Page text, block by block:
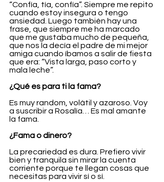
“Confía, tía, confía”. Siempre me repito
cuando estoy insegura o tengo
ansiedad. Luego también hay una
frase, que siempre me ha marcado
que me gustaba mucho de pequeña,
que nos la decía el padre de mi mejor
amiga cuando íbamos a salir de fiesta
que era: “Vista larga, paso corto y
mala leche”.
¿Qué es para ti la fama?
Es muy random, volátil y azaroso. Voy
a suscribir a Rosalía… Es mal amante
la fama.
¿Fama o dinero?
La precariedad es dura. Prefiero vivir
bien y tranquila sin mirar la cuenta
corriente porque te llegan cosas que
necesitas para vivir sí o sí.